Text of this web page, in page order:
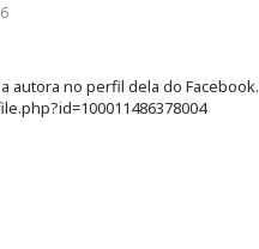
autora no perfil dela do Facebook.